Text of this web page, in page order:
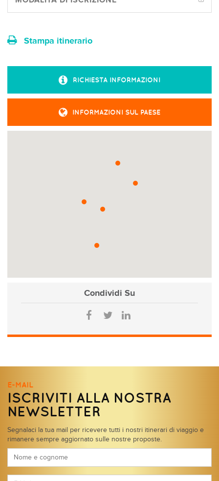
Stampa itinerario
RICHIESTA INFORMAZIONI
INFORMAZIONI SUL PAESE
Condividi Su
E-MAIL
ISCRIVITI ALLA NOSTRA
NEWSLETTER
Segnalaci la tua mail per ricevere tutti i nostri itinerari di viaggio e
rimanere sempre aggiornato sulle nostre proposte.